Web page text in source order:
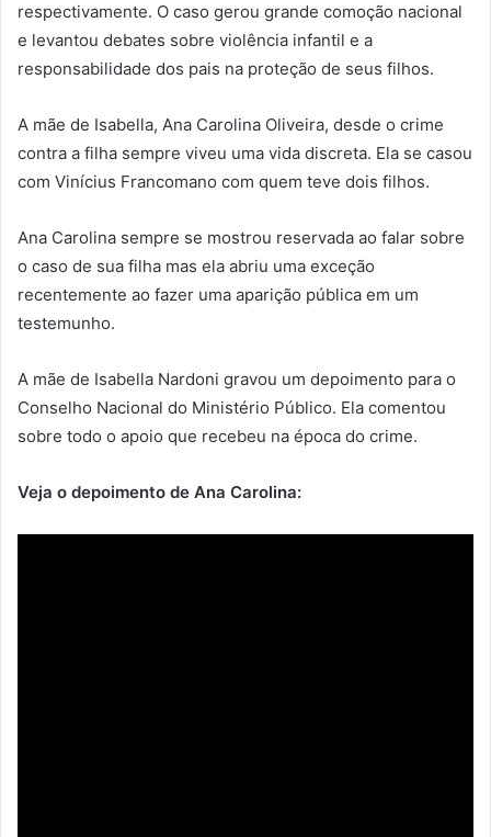
respectivamente. O caso gerou grande comoção nacional
e levantou debates sobre violência infantil e a
responsabilidade dos pais na proteção de seus filhos.
A mãe de Isabella, Ana Carolina Oliveira, desde o crime
contra a filha sempre viveu uma vida discreta. Ela se casou
com Vinícius Francomano com quem teve dois filhos.
Ana Carolina sempre se mostrou reservada ao falar sobre
o caso de sua filha mas ela abriu uma exceção
recentemente ao fazer uma aparição pública em um
testemunho.
A mãe de Isabella Nardoni gravou um depoimento para o
Conselho Nacional do Ministério Público. Ela comentou
sobre todo o apoio que recebeu na época do crime.
Veja o depoimento de Ana Carolina: